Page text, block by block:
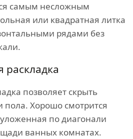
самым несложным
или квадратная литка
рядами без
раскладка
позволяет скрыть
пола. Хорошо смотрится
по диагонали
ванных комнатах.